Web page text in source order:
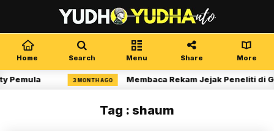
Home Search Menu Share More
Pemula 3 MONTH AGO Membaca Rekam Jejak Peneliti di
Tag : shaum